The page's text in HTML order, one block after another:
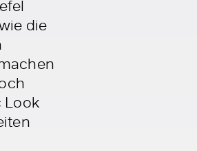
die
Look